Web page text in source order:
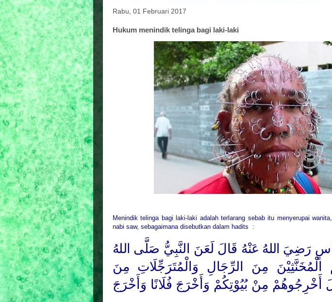
Rabu, 01 Februari 2017
Hukum menindik telinga bagi laki-laki
Menindik telinga bagi laki-laki adalah terlarang sebab itu menyerupai
nabi saw, sebagaimana disebutkan dalam hadits :
رَضِيَ اللهُ عَنْهُ قَالَ لَعَنَ النَّبِيُّ صَلَّى اللهُ
الْمُخَنَّثِيْنَ مِنَ الرِّجَالِ وَالْمُتَرَجِّلَاتِ مِنَ
أَخْرِجُوهُمْ مِنْ بُيُوْتِكُمْ وَأَخْرَجَ فُلَانًا وَأَخْرَجَ